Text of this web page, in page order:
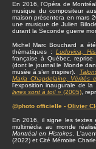
En 2016, l’Opéra de
musique du compositeur
maison présentera en mars
une musique de Julien
durant la Seconde guerre
Michel Marc Bouchard a
thématiques : Ludovica,
française à Québec,
(dont le journal le Monde
musée à s’en inspirer).
Maria Chapdelaine, Vérités
l'exposition inaugurale de
livres sont à toi! » (2005) ,
@photo officielle - Olivier
En 2016, il signe les textes
multimédia au monde
Montréal en Histoires.
(2022) et Cité Mémoire